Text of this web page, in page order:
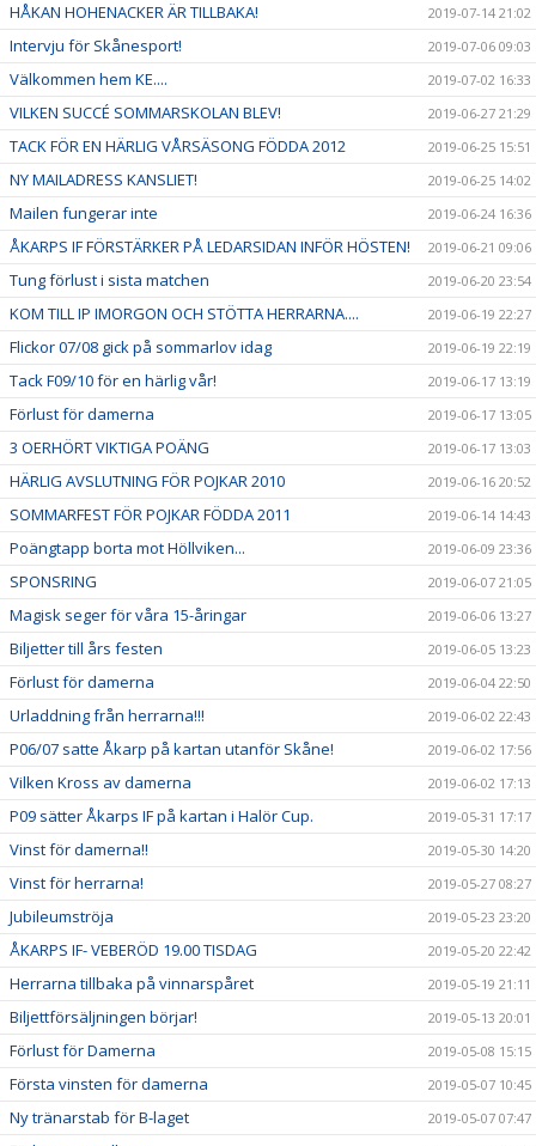
HÅKAN HOHENACKER ÄR TILLBAKA! 2019-07-14 21:02
Intervju för Skånesport! 2019-07-06 09:03
Välkommen hem KE.... 2019-07-02 16:33
VILKEN SUCCÉ SOMMARSKOLAN BLEV! 2019-06-27 21:29
TACK FÖR EN HÄRLIG VÅRSÄSONG FÖDDA 2012 2019-06-25 15:51
NY MAILADRESS KANSLIET! 2019-06-25 14:02
Mailen fungerar inte 2019-06-24 16:36
ÅKARPS IF FÖRSTÄRKER PÅ LEDARSIDAN INFÖR HÖSTEN! 2019-06-21 09:06
Tung förlust i sista matchen 2019-06-20 23:54
KOM TILL IP IMORGON OCH STÖTTA HERRARNA.... 2019-06-19 22:27
Flickor 07/08 gick på sommarlov idag 2019-06-19 22:19
Tack F09/10 för en härlig vår! 2019-06-17 13:19
Förlust för damerna 2019-06-17 13:05
3 OERHÖRT VIKTIGA POÄNG 2019-06-17 13:03
HÄRLIG AVSLUTNING FÖR POJKAR 2010 2019-06-16 20:52
SOMMARFEST FÖR POJKAR FÖDDA 2011 2019-06-14 14:43
Poängtapp borta mot Höllviken... 2019-06-09 23:36
SPONSRING 2019-06-07 21:05
Magisk seger för våra 15-åringar 2019-06-06 13:27
Biljetter till års festen 2019-06-05 13:23
Förlust för damerna 2019-06-04 22:50
Urladdning från herrarna!!! 2019-06-02 22:43
P06/07 satte Åkarp på kartan utanför Skåne! 2019-06-02 17:56
Vilken Kross av damerna 2019-06-02 17:13
P09 sätter Åkarps IF på kartan i Halör Cup. 2019-05-31 17:17
Vinst för damerna!! 2019-05-30 14:20
Vinst för herrarna! 2019-05-27 08:27
Jubileumströja 2019-05-23 23:20
ÅKARPS IF- VEBERÖD 19.00 TISDAG 2019-05-20 22:42
Herrarna tillbaka på vinnarspåret 2019-05-19 21:11
Biljettförsäljningen börjar! 2019-05-13 20:01
Förlust för Damerna 2019-05-08 15:15
Första vinsten för damerna 2019-05-07 10:45
Ny tränarstab för B-laget 2019-05-07 07:47